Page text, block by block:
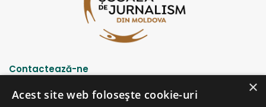
Contactează-ne
Strada Șciusev, 53
×
Acest site web folosește cookie-uri